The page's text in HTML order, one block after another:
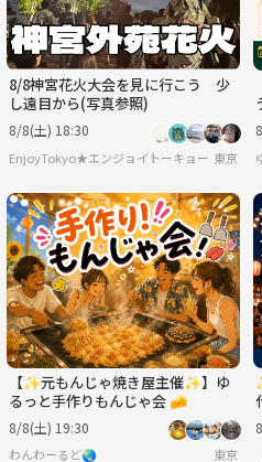
8/8神宮花火大会を見に行こう 少
し遠目から(写真参照)
8/8(土) 18:30
EnjoyTokyo★エンジョイトーキョー 〜気持
東京
【✨元もんじゃ焼き屋主催✨】ゆ
るっと手作りもんじゃ会 🧀
8/8(土) 19:30
わんわーるど🌏 東京